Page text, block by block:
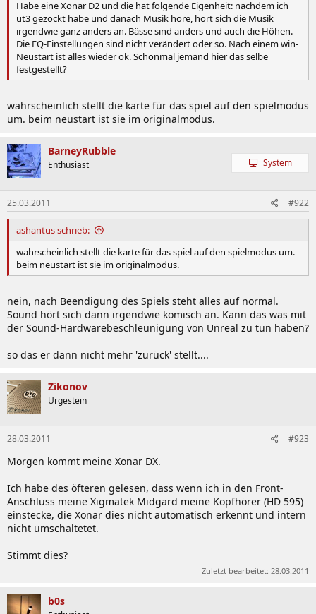
Habe eine Xonar D2 und die hat folgende Eigenheit: nachdem ich
ut3 gezockt habe und danach Musik höre, hört sich die Musik
irgendwie ganz anders an. Bässe sind anders und auch die Höhen.
Die EQ-Einstellungen sind nicht verändert oder so. Nach einem win-
Neustart ist alles wieder ok. Schonmal jemand hier das selbe
festgestellt?
wahrscheinlich stellt die karte für das spiel auf den spielmodus
um. beim neustart ist sie im originalmodus.
BarneyRubble
Enthusiast System
25.03.2011 #922
ashantus schrieb:
wahrscheinlich stellt die karte für das spiel auf den spielmodus um.
beim neustart ist sie im originalmodus.
nein, nach Beendigung des Spiels steht alles auf normal.
Sound hört sich dann irgendwie komisch an. Kann das was mit
der Sound-Hardwarebeschleunigung von Unreal zu tun haben?
so das er dann nicht mehr 'zurück' stellt....
Zikonov
Urgestein
28.03.2011 #923
Morgen kommt meine Xonar DX.
Ich habe des öfteren gelesen, dass wenn ich in den Front-
Anschluss meine Xigmatek Midgard meine Kopfhörer (HD 595)
einstecke, die Xonar dies nicht automatisch erkennt und intern
nicht umschaltetet.
Stimmt dies?
Zuletzt bearbeitet: 28.03.2011
b0s